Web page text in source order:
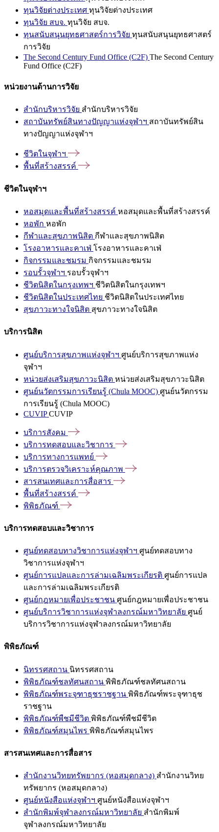
ทุนวิจัยต่างประเทศ ทุนวิจัยต่างประเทศ
ทุนวิจัย สบจ. ทุนวิจัย สบจ.
ทุนสนับสนุนยุทธศาสตร์การวิจัย ทุนสนับสนุนยุทธศาสตร์
การวิจัย
The Second Century Fund Office (C2F) The Second Century
Fund Office (C2F)
หน่วยงานด้านการวิจัย
สำนักบริหารวิจัย สำนักบริหารวิจัย
สถาบันทรัพย์สินทางปัญญาแห่งจุฬาฯ สถาบันทรัพย์สิน
ทางปัญญาแห่งจุฬาฯ
ชีวิตในจุฬาฯ
พื้นที่สร้างสรรค์
ชีวิตในจุฬาฯ
หอสมุดและพื้นที่สร้างสรรค์ หอสมุดและพื้นที่สร้างสรรค์
หอพัก หอพัก
กีฬาและสุขภาพนิสิต กีฬาและสุขภาพนิสิต
โรงอาหารและคาเฟ่ โรงอาหารและคาเฟ่
กิจกรรมและชมรม กิจกรรมและชมรม
รอบรั้วจุฬาฯ รอบรั้วจุฬาฯ
ชีวิตนิสิตในกรุงเทพฯ ชีวิตนิสิตในกรุงเทพฯ
ชีวิตนิสิตในประเทศไทย ชีวิตนิสิตในประเทศไทย
สุขภาวะทางใจนิสิต สุขภาวะทางใจนิสิต
บริการนิสิต
ศูนย์บริการสุขภาพแห่งจุฬาฯ ศูนย์บริการสุขภาพแห่ง
จุฬาฯ
หน่วยส่งเสริมสุขภาวะนิสิต หน่วยส่งเสริมสุขภาวะนิสิต
ศูนย์นวัตกรรมการเรียนรู้ (Chula MOOC) ศูนย์นวัตกรรม
การเรียนรู้ (Chula MOOC)
CUVIPCUVIP
บริการสังคม
บริการทดสอบและวิชาการ
บริการทางการแพทย์
บริการตรวจวิเคราะห์คุณภาพ
สารสนเทศและการสื่อสาร
พื้นที่สร้างสรรค์
พิพิธภัณฑ์
บริการทดสอบและวิชาการ
ศูนย์ทดสอบทางวิชาการแห่งจุฬาฯ ศูนย์ทดสอบทาง
วิชาการแห่งจุฬาฯ
ศูนย์การแปลและการล่ามเฉลิมพระเกียรติ ศูนย์การแปล
และการล่ามเฉลิมพระเกียรติ
ศูนย์กฎหมายเพื่อประชาชน ศูนย์กฎหมายเพื่อประชาชน
ศูนย์บริการวิชาการแห่งจุฬาลงกรณ์มหาวิทยาลัย ศูนย์
บริการวิชาการแห่งจุฬาลงกรณ์มหาวิทยาลัย
พิพิธภัณฑ์
นิทรรศสถาน นิทรรศสถาน
พิพิธภัณฑ์ชลทัศนสถาน พิพิธภัณฑ์ชลทัศนสถาน
พิพิธภัณฑ์พระจุฑาธุชราชฐาน พิพิธภัณฑ์พระจุฑาธุช
ราชฐาน
พิพิธภัณฑ์พืชมีชีวิต พิพิธภัณฑ์พืชมีชีวิต
พิพิธภัณฑ์สมุนไพร พิพิธภัณฑ์สมุนไพร
สารสนเทศและการสื่อสาร
สำนักงานวิทยทรัพยากร (หอสมุดกลาง) สำนักงานวิทย
ทรัพยากร (หอสมุดกลาง)
ศูนย์หนังสือแห่งจุฬาฯ ศูนย์หนังสือแห่งจุฬาฯ
สำนักพิมพ์จุฬาลงกรณ์มหาวิทยาลัย สำนักพิมพ์
จุฬาลงกรณ์มหาวิทยาลัย